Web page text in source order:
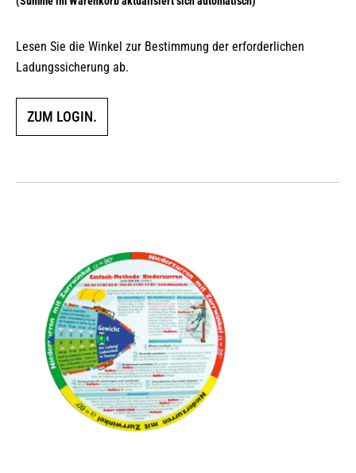
Lesen Sie die Winkel zur Bestimmung der erforderlichen
Ladungssicherung ab.
ZUM LOGIN.